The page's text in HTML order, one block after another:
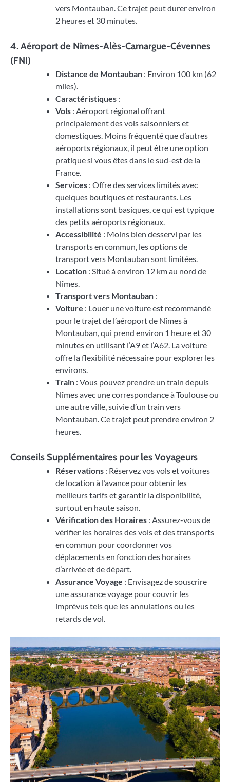
vers Montauban. Ce trajet peut durer environ
2 heures et 30 minutes.
4.Aéroport de Nîmes-Alès-Camargue-Cévennes
(FNI)
Distance de Montauban : Environ 100 km (62
miles).
Caractéristiques :
Vols : Aéroport régional offrant
principalement des vols saisonniers et
domestiques. Moins fréquenté que d’autres
aéroports régionaux, il peut être une option
pratique si vous êtes dans le sud-est de la
France.
Services : Offre des services limités avec
quelques boutiques et restaurants. Les
installations sont basiques, ce qui est typique
des petits aéroports régionaux.
Accessibilité : Moins bien desservi par les
transports en commun, les options de
transport vers Montauban sont limitées.
Location : Situé à environ 12 km au nord de
Nîmes.
Transport vers Montauban :
Voiture : Louer une voiture est recommandé
pour le trajet de l’aéroport de Nîmes à
Montauban, qui prend environ 1 heure et 30
minutes en utilisant l’A9 et l’A62. La voiture
offre la flexibilité nécessaire pour explorer les
environs.
Train : Vous pouvez prendre un train depuis
Nîmes avec une correspondance à Toulouse ou
une autre ville, suivie d’un train vers
Montauban. Ce trajet peut prendre environ 2
heures.
Conseils Supplémentaires pour les Voyageurs
Réservations : Réservez vos vols et voitures
de location à l’avance pour obtenir les
meilleurs tarifs et garantir la disponibilité,
surtout en haute saison.
Vérification des Horaires : Assurez-vous de
vérifier les horaires des vols et des transports
en commun pour coordonner vos
déplacements en fonction des horaires
d’arrivée et de départ.
Assurance Voyage : Envisagez de souscrire
une assurance voyage pour couvrir les
imprévus tels que les annulations ou les
retards de vol.